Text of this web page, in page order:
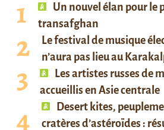
Un nouvel élan pour
transafghan
Le festival de musique
n’aura pas lieu au
Les artistes russes de
accueillis en Asie centrale
Desert kites,
cratères d’astéroïdes :